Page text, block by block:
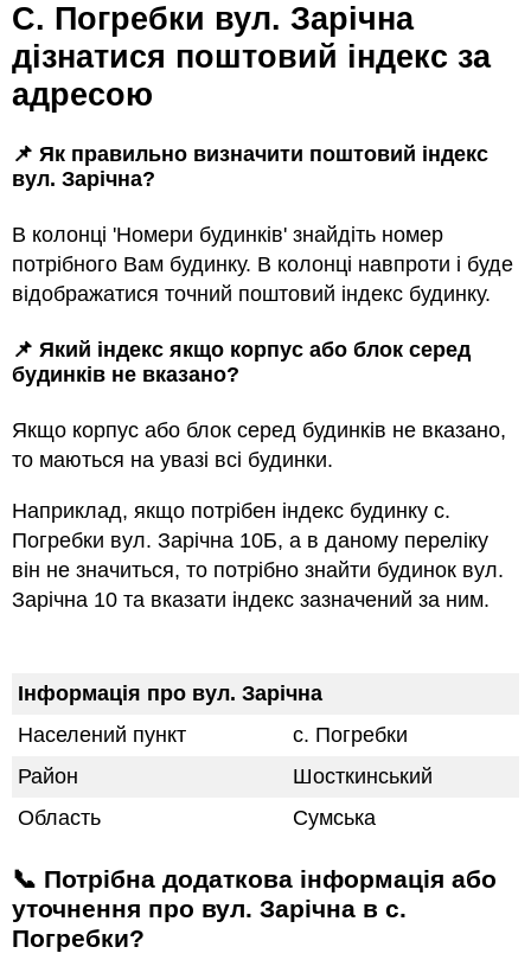
с. Погребки вул. Зарічна
дізнатися поштовий індекс за
адресою
📌 Як правильно визначити поштовий індекс
вул. Зарічна?
В колонці 'Номери будинків' знайдіть номер
потрібного Вам будинку. В колонці навпроти і буде
відображатися точний поштовий індекс будинку.
📌 Який індекс якщо корпус або блок серед
будинкiв не вказано?
Якщо корпус або блок серед будинкiв не вказано,
то маються на увазi всi будинки.
Наприклад, якщо потрiбен індекс будинку с.
Погребки вул. Зарічна 10Б, а в даному переліку
він не значиться, то потрібно знайти будинок вул.
Зарічна 10 та вказати індекс зазначений за ним.
Інформація про вул. Зарічна
Населений пункт
с. Погребки
Район
Шосткинський
Область
Сумська
📞 Потрібна додаткова інформація або
уточнення про вул. Зарічна в с.
Погребки?